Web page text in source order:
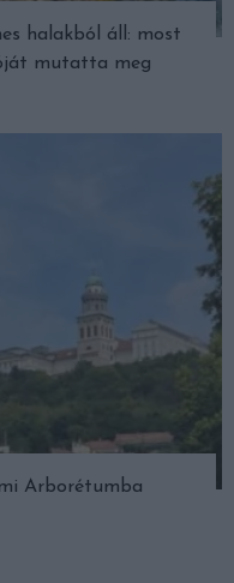
halakból áll: most
mutatta meg
Arborétumba